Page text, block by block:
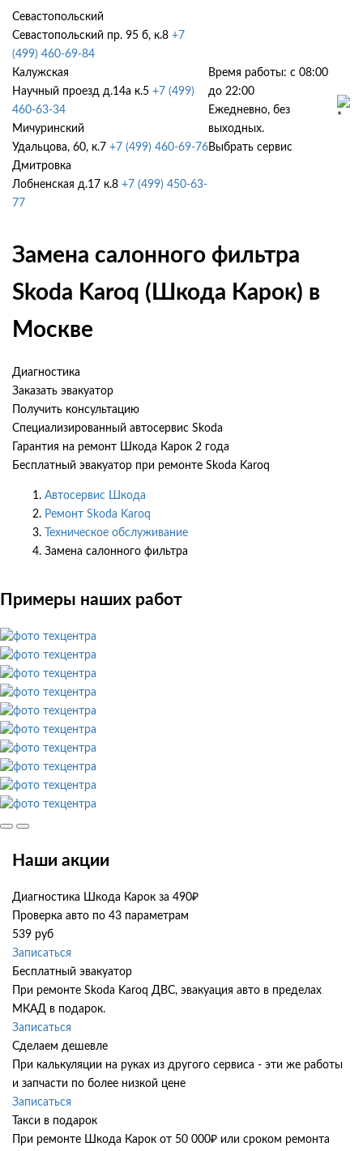
Севастопольский
Севастопольский пр. 95 б, к.8 +7
(499) 460-69-84
Калужская
Научный проезд д.14а к.5 +7 (499)
460-63-34
Мичуринский
Удальцова, 60, к.7 +7 (499) 460-69-76
Дмитровка
Лобненская д.17 к.8 +7 (499) 450-63-
77
Время работы: с 08:00
до 22:00
Ежедневно, без
выходных.
Выбрать сервис
Замена салонного фильтра
Skoda Karoq (Шкода Карок) в
Москве
Диагностика
Заказать эвакуатор
Получить консультацию
Специализированный автосервис Skoda
Гарантия на ремонт Шкода Карок 2 года
Бесплатный эвакуатор при ремонте Skoda Karoq
Автосервис Шкода
Ремонт Skoda Karoq
Техническое обслуживание
Замена салонного фильтра
Примеры наших работ
Наши акции
Диагностика Шкода Карок за 490₽
Проверка авто по 43 параметрам
539 руб
Записаться
Бесплатный эвакуатор
При ремонте Skoda Karoq ДВС, эвакуация авто в пределах
МКАД в подарок.
Записаться
Сделаем дешевле
При калькуляции на руках из другого сервиса - эти же работы
и запчасти по более низкой цене
Записаться
Такси в подарок
При ремонте Шкода Карок от 50 000₽ или сроком ремонта